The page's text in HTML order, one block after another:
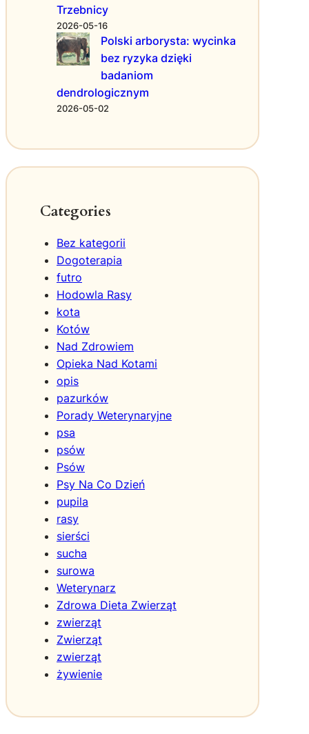
a
!
c
P
e
w
i
w
r
i
p
c
Trzebnicy
2026-05-16
Polski arborysta: wycinka
bez ryzyka dzięki
badaniom
dendrologicznym
2026-05-02
Categories
Bez kategorii
Dogoterapia
futro
Hodowla Rasy
kota
Kotów
Nad Zdrowiem
Opieka Nad Kotami
opis
pazurków
Porady Weterynaryjne
psa
psów
Psów
Psy Na Co Dzień
pupila
rasy
sierści
sucha
surowa
Weterynarz
Zdrowa Dieta Zwierząt
zwierząt
Zwierząt
zwierząt
żywienie